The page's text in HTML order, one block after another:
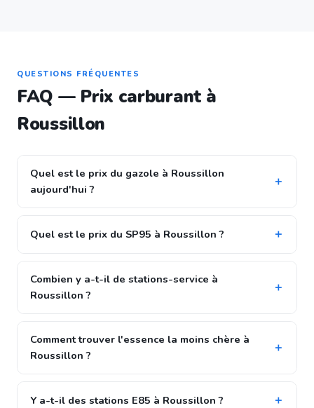
QUESTIONS FRÉQUENTES
FAQ — Prix carburant à
Roussillon
Quel est le prix du gazole à Roussillon
aujourd'hui ?
Quel est le prix du SP95 à Roussillon ?
Combien y a-t-il de stations-service à
Roussillon ?
Comment trouver l'essence la moins chère à
Roussillon ?
Y a-t-il des stations E85 à Roussillon ?